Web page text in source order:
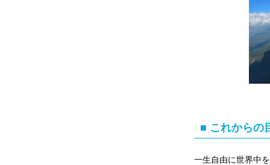
■ これからの
一生自由に世界中